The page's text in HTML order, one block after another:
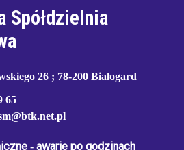
Spółdzielnia
26 ; 78-200 Białogard
65
- awarie po godzinach